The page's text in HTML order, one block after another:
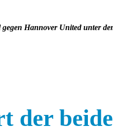
Hannover United unter
der